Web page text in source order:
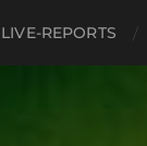
LIVE-REPORTS